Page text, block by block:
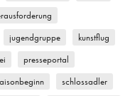
jugendgruppe
kunstflug
presseportal
schlossadler